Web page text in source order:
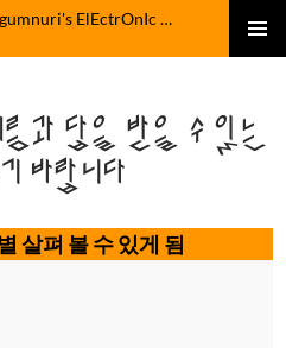
ⓒ금누리번개날터.昆奴力電慈空場.gumnuri's ElEctrOnIc fActOrY
답을 받을 수 있는
바랍니다
살펴 볼 수 있게 됨